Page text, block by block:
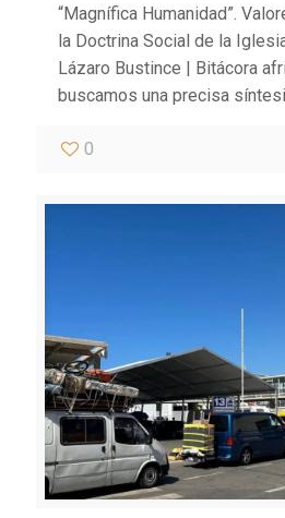
“Magnífica Humanidad”.
la Doctrina Social de la
Lázaro Bustince | Bitácora
buscamos una precisa
0